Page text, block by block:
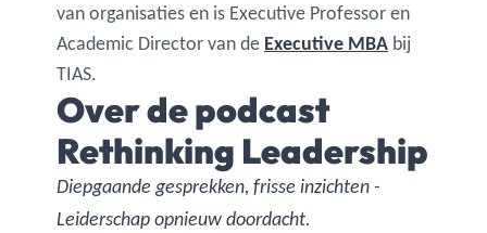
van organisaties en is Executive Professor en
Academic Director van de Executive MBA bij
TIAS.
Over de podcast
Rethinking Leadership
Diepgaande gesprekken, frisse inzichten -
Leiderschap opnieuw doordacht.